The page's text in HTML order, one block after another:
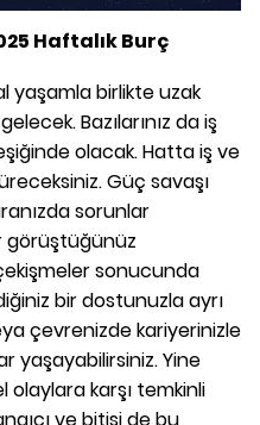
Haftalık Burç
yaşamla birlikte uzak
Bazılarınız da iş
olacak. Hatta iş ve
Güç savaşı
sorunlar
görüştüğünüz
sonucunda
bir dostunuzla ayrı
çevrenizde kariyerinizle
yaşayabilirsiniz. Yine
olaylara karşı temkinli